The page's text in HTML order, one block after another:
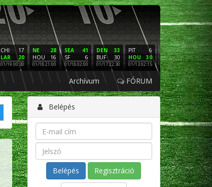
17
CHI
20
LAR
01/19 00:30
28
NE
16
HOU
01/18 21:00
41
SEA
6
SF
01/18 02:00
33
DEN
30
BUF
01/17 22:30
6
PIT
30
HOU
01/13 02:15
16
NE
3
LAC
01/12 02:00
PHI
SF
01/11
Archívum FÓRUM
Belépés
Regisztráció